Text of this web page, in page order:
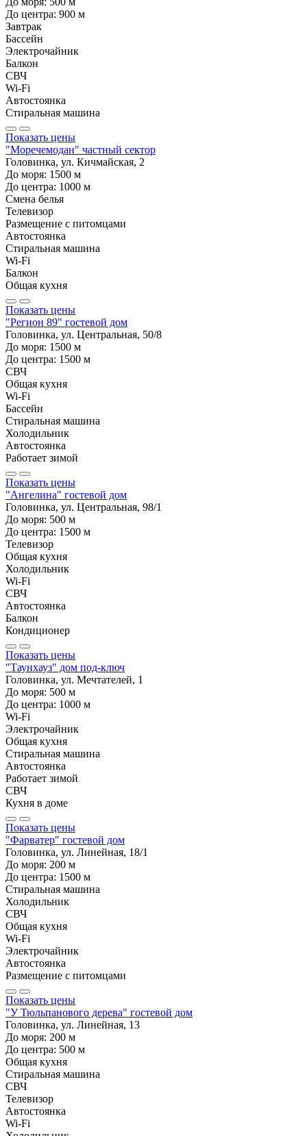
До центра: 900 м
Завтрак
Бассейн
Электрочайник
Балкон
СВЧ
Wi-Fi
Автостоянка
Стиральная машина
Показать цены
"Моречемодан" частный сектор
Головинка, ул. Кичмайская, 2
До моря: 1500 м
До центра: 1000 м
Смена белья
Телевизор
Размещение с питомцами
Автостоянка
Стиральная машина
Wi-Fi
Балкон
Общая кухня
Показать цены
"Регион 89" гостевой дом
Головинка, ул. Центральная, 50/8
До моря: 1500 м
До центра: 1500 м
СВЧ
Общая кухня
Wi-Fi
Бассейн
Стиральная машина
Холодильник
Автостоянка
Работает зимой
Показать цены
"Ангелина" гостевой дом
Головинка, ул. Центральная, 98/1
До моря: 500 м
До центра: 1500 м
Телевизор
Общая кухня
Холодильник
Wi-Fi
СВЧ
Автостоянка
Балкон
Кондиционер
Показать цены
"Таунхауз" дом под-ключ
Головинка, ул. Мечтателей, 1
До моря: 500 м
До центра: 1000 м
Wi-Fi
Электрочайник
Общая кухня
Стиральная машина
Автостоянка
Работает зимой
СВЧ
Кухня в доме
Показать цены
"Фарватер" гостевой дом
Головинка, ул. Линейная, 18/1
До моря: 200 м
До центра: 1500 м
Стиральная машина
Холодильник
СВЧ
Общая кухня
Wi-Fi
Электрочайник
Автостоянка
Размещение с питомцами
Показать цены
"У Тюльпанового дерева" гостевой дом
Головинка, ул. Линейная, 13
До моря: 200 м
До центра: 500 м
Общая кухня
Стиральная машина
СВЧ
Телевизор
Автостоянка
Wi-Fi